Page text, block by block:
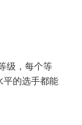
级，每个等
平的选手都能